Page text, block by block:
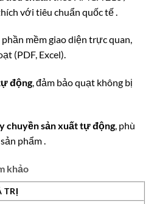
với tiêu chuẩn quốc tế.
phần mềm giao diện trực quan,
(PDF, Excel).
động, đảm bảo quạt không bị
chuyền sản xuất tự động, phù
phẩm.
khảo
TRỊ